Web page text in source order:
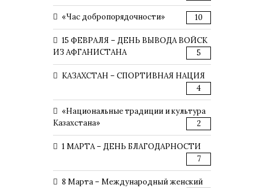
«Час добропорядочности» 10
15 ФЕВРАЛЯ – ДЕНЬ ВЫВОДА ВОЙСК
ИЗ АФГАНИСТАНА
5
КАЗАХСТАН – СПОРТИВНАЯ НАЦИЯ
4
«Национальные традиции и культура
Казахстана»
2
1 МАРТА – ДЕНЬ БЛАГОДАРНОСТИ
7
8 Марта – Международный женский